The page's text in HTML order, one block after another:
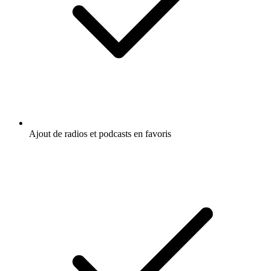
Ajout de radios et podcasts en favoris